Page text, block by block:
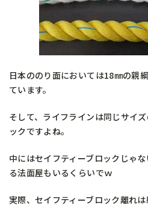
日本ののり面においては18㎜の親
ています。
そして、ライフラインは同じサイ
ックですよね。
中にはセイフティーブロックじゃ
る法面屋もいるくらいでｗ
実際、セイフティーブロック離れ